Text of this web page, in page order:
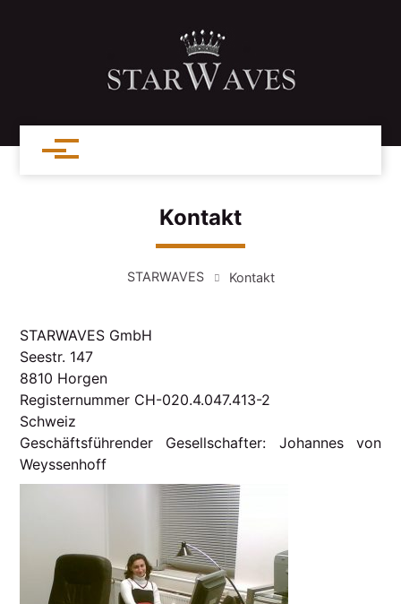
Kontakt
STARWAVES Kontakt
STARWAVES GmbH
Seestr. 147
8810 Horgen
Registernummer CH-020.4.047.413-2
Schweiz
Geschäftsführender Gesellschafter: Johannes von
Weyssenhoff